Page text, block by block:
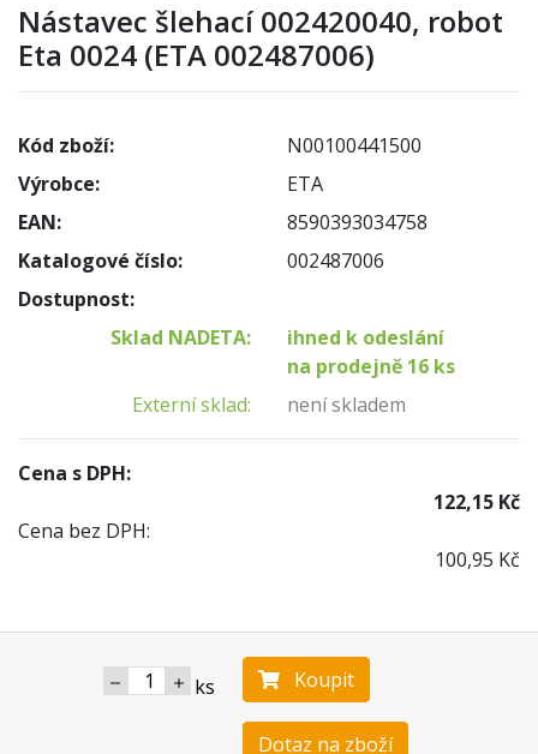
Nástavec šlehací 002420040, robot
Eta 0024 (ETA 002487006)
Kód zboží:
N00100441500
Výrobce:
ETA
EAN:
8590393034758
Katalogové číslo:
002487006
Dostupnost:
Sklad NADETA:
ihned k odeslání
na prodejně 16 ks
Externí sklad:
není skladem
Cena s DPH:
122,15 Kč
Cena bez DPH:
100,95 Kč
ks Koupit
Dotaz na zboží